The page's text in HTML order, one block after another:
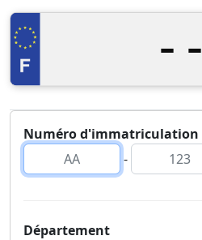
- -
Numéro d'immatriculation
-
Département